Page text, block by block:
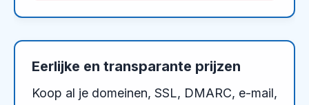
Eerlijke en transparante prijzen
Koop al je domeinen, SSL, DMARC, e-mail,